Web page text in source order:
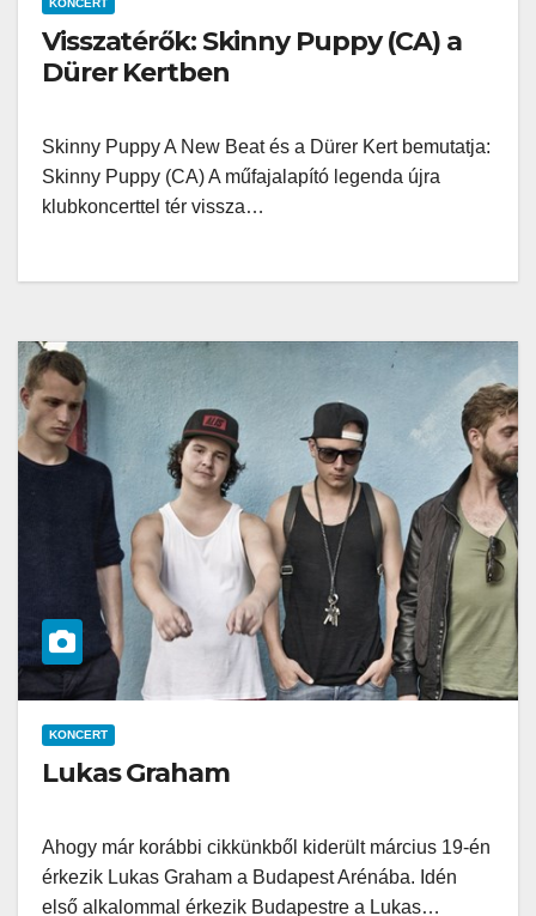
KONCERT
Visszatérők: Skinny Puppy (CA) a
Dürer Kertben
Skinny Puppy A New Beat és a Dürer Kert bemutatja:
Skinny Puppy (CA) A műfajalapító legenda újra
klubkoncerttel tér vissza…
KONCERT
Lukas Graham
Ahogy már korábbi cikkünkből kiderült március 19-én
érkezik Lukas Graham a Budapest Arénába. Idén
első alkalommal érkezik Budapestre a Lukas…